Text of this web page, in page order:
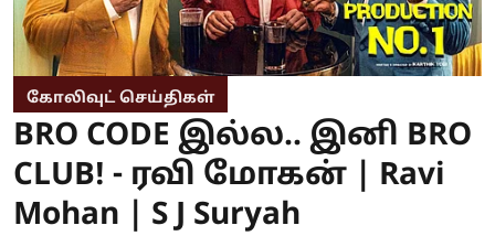
கோலிவுட் செய்திகள்
BRO CODE இல்ல.. இனி BRO
CLUB! - ரவி மோகன் | Ravi
Mohan | S J Suryah